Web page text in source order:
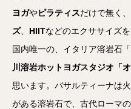
ヨガやピラティスだけで無く、
ズ、 HIITなどのエクササイズ
国内唯一の、イタリア溶岩石「
川溶岩ホットヨガスタジオ「オ
思います。バサルティーナは
がある溶岩石で、古代ローマ